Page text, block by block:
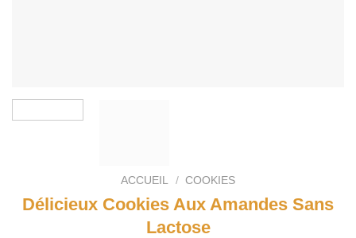
ACCUEIL / COOKIES
Délicieux Cookies Aux Amandes Sans
Lactose